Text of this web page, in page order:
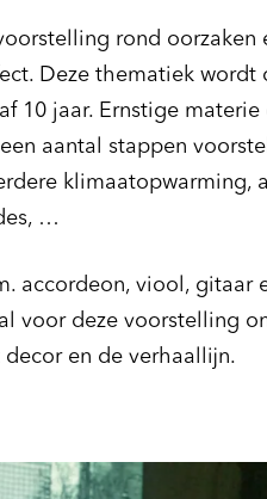
rond oorzaken
Deze thematiek wordt
10 jaar. Ernstige
aantal stappen
klimaatopwarming,
…
accordeon, viool, gitaar
voor deze voorstelling
en de verhaallijn.